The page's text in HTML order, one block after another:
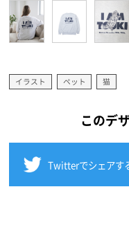
イラスト ペット 猫
このデ
Twitterでシェアす